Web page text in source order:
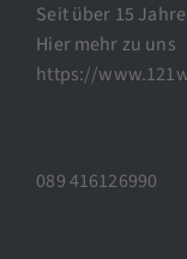
Seit über 15
Hier mehr zu uns
https://
089 416126990